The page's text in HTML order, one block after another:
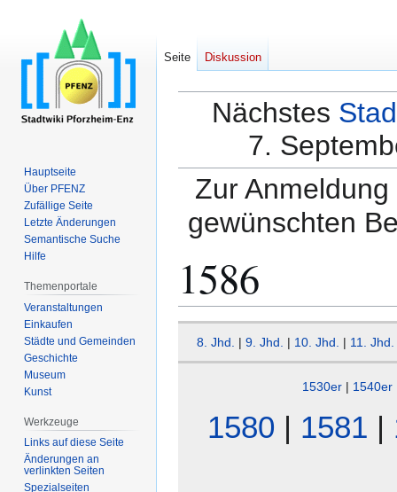
Nächstes
7.
Zur
gewünschten
1586
Navigation
Suche
8. Jhd. | 9. Jhd. | 10. Jhd. | 11. Jhd.
1530er | 1540er
1580 | 1581 |
Seite Diskussion
Hauptseite
Über PFENZ
Zufällige Seite
Letzte Änderungen
Semantische Suche
Hilfe
Themenportale
Veranstaltungen
Einkaufen
Städte und Gemeinden
Geschichte
Museum
Kunst
Werkzeuge
Links auf diese Seite
Änderungen an
verlinkten Seiten
Spezialseiten